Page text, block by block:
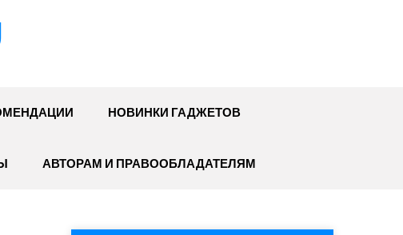
НОВИНКИ ГАДЖЕТОВ
АВТОРАМ И ПРАВООБЛАДАТЕЛЯМ